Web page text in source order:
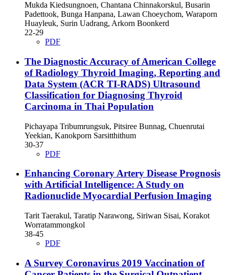
Mukda Kiedsungnoen, Chantana Chinnakorskul, Busarin
Padettook, Bunga Hanpana, Lawan Choeychom, Waraporn
Huayleuk, Surin Uadrang, Arkorn Boonkerd
22-29
PDF
The Diagnostic Accuracy of American College
of Radiology Thyroid Imaging, Reporting and
Data System (ACR TI-RADS) Ultrasound
Classification for Diagnosing Thyroid
Carcinoma in Thai Population
Pichayapa Tribumrungsuk, Pitsiree Bunnag, Chuenrutai
Yeekian, Kanokporn Sarsitthithum
30-37
PDF
Enhancing Coronary Artery Disease Prognosis
with Artificial Intelligence: A Study on
Radionuclide Myocardial Perfusion Imaging
Tarit Taerakul, Taratip Narawong, Siriwan Sisai, Korakot
Worratammongkol
38-45
PDF
A Survey Coronavirus 2019 Vaccination of